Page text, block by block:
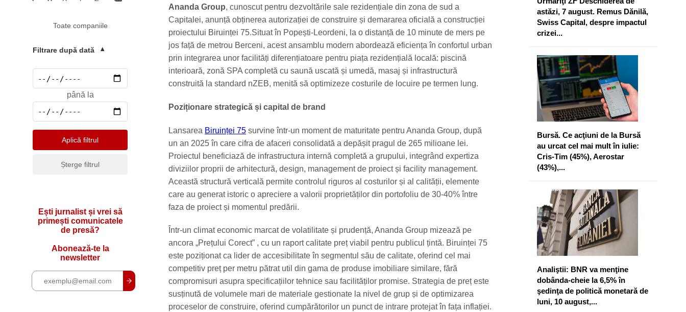
Pharma & Sănătate
Social
Telecomunicatii
Toate companiile
Filtrare după dată ▾
până la
Aplică filtrul
Șterge filtrul
Ești jurnalist și vrei să
primești comunicatele
de presă?
Abonează-te la
newsletter
Ananda Group, cunoscut pentru dezvoltările sale rezidențiale din zona de sud a
Capitalei, anunță obținerea autorizației de construire și demararea oficială a construcției
proiectului Biruinței 75.Situat în Popești-Leordeni, la o distanță de 10 minute de mers pe
jos față de metrou Berceni, acest ansamblu modern abordează eficiența în confortul urban
prin integrarea unor facilități diferențiatoare pentru piața rezidențială locală: piscină
interioară, zonă SPA completă cu saună uscată și umedă, masaj și infrastructură
construită la standard nZEB, menită să optimizeze costurile de locuire pe termen lung.
Poziționare strategică și capital de brand
Lansarea Biruinței 75 survine într-un moment de maturitate pentru Ananda Group, după
un an 2025 în care cifra de afaceri consolidată a depășit pragul de 265 milioane lei.
Proiectul beneficiază de infrastructura internă completă a grupului, integrând expertiza
diviziilor proprii de arhitectură, design, management de proiect și facility management.
Această structură verticală permite controlul riguros al costurilor și al calității, elemente
care au generat istoric o apreciere a valorii proprietăților din portofoliu de 30-40% între
faza de proiect și momentul predării.
Într-un climat economic marcat de volatilitate și prudență, Ananda Group mizează pe
ancora „Prețului Corect” , cu un raport calitate preț viabil pentru publicul țintă. Biruinței 75
este poziționat ca lider de accesibilitate în segmentul său de calitate, oferind cel mai
competitiv preț per metru pătrat util din gama de produse imobiliare similare, fără
compromisuri asupra specificațiilor tehnice sau facilităților promise. Strategia de preț este
susținută de volumele mari de materiale gestionate la nivel de grup și de optimizarea
proceselor de construire, oferind cumpărătorilor un punct de intrare protejat în fața inflației.
astăzi, 7 august. Remus Dănilă,
Swiss Capital, despre impactul
crizei...
Bursă. Ce acţiuni de la Bursă
au urcat cel mai mult în iulie:
Cris-Tim (45%), Aerostar
(43%),...
Analiştii: BNR va menţine
dobânda-cheie la 6,5% în
şedinţa de politică monetară de
luni, 10 august,...